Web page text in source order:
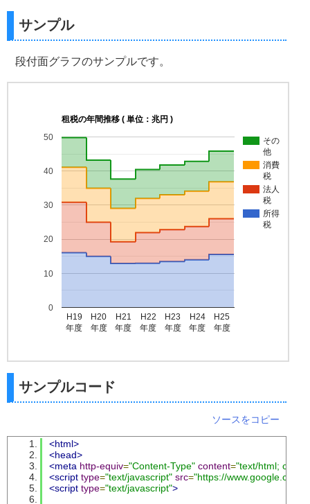
サンプル
段付面グラフのサンプルです。
租税の年間推移 ( 単位：兆円 )
その
他
消費
税
法人
税
所得
税
H19
年度
H20
年度
H21
年度
H22
年度
H23
年度
H24
年度
H25
年度
0
10
20
30
40
50
サンプルコード
ソースをコピー
<html>
<head>
<meta http-equiv="Content-Type" content="text/html;
<script type="text/javascript" src="https://www.google.com/
<script type="text/javascript">